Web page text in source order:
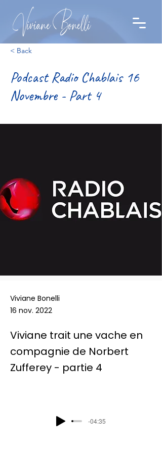
< Back
Podcast Radio Chablais 16
Novembre - Part 4
Viviane Bonelli
16 nov. 2022
Viviane trait une vache en
compagnie de Norbert
Zufferey - partie 4
-04:35